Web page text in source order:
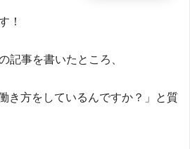
！
記事を書いたところ、
き方をしているんですか？」と質